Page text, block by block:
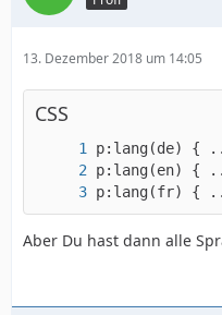
13. Dezember 2018 um 14:05
CSS
p:lang(fr) {
Aber Du hast dann alle